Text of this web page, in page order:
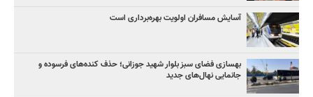
آسایش مسافران اولویت بهره‌برداری است
بهسازی فضای سبز بلوار شهید جوزانی؛ حذف کنده‌های فرسوده و
جانمایی نهال‌های جدید